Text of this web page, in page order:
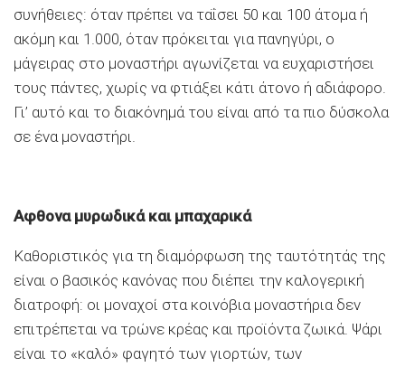
συνήθειες: όταν πρέπει να ταΐσει 50 και 100 άτομα ή
ακόμη και 1.000, όταν πρόκειται για πανηγύρι, ο
μάγειρας στο μοναστήρι αγωνίζεται να ευχαριστήσει
τους πάντες, χωρίς να φτιάξει κάτι άτονο ή αδιάφορο.
Γι’ αυτό και το διακόνημά του είναι από τα πιο δύσκολα
σε ένα μοναστήρι.
Αφθονα μυρωδικά και μπαχαρικά
Καθοριστικός για τη διαμόρφωση της ταυτότητάς της
είναι ο βασικός κανόνας που διέπει την καλογερική
διατροφή: οι μοναχοί στα κοινόβια μοναστήρια δεν
επιτρέπεται να τρώνε κρέας και προϊόντα ζωικά. Ψάρι
είναι το «καλό» φαγητό των γιορτών, των